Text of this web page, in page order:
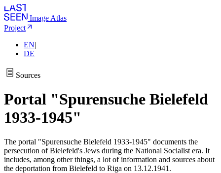
Image Atlas
Project
EN|
DE
Sources
Portal "Spurensuche Bielefeld
1933-1945"
The portal "Spurensuche Bielefeld 1933-1945" documents the
persecution of Bielefeld's Jews during the National Socialist era. It
includes, among other things, a lot of information and sources about
the deportation from Bielefeld to Riga on 13.12.1941.